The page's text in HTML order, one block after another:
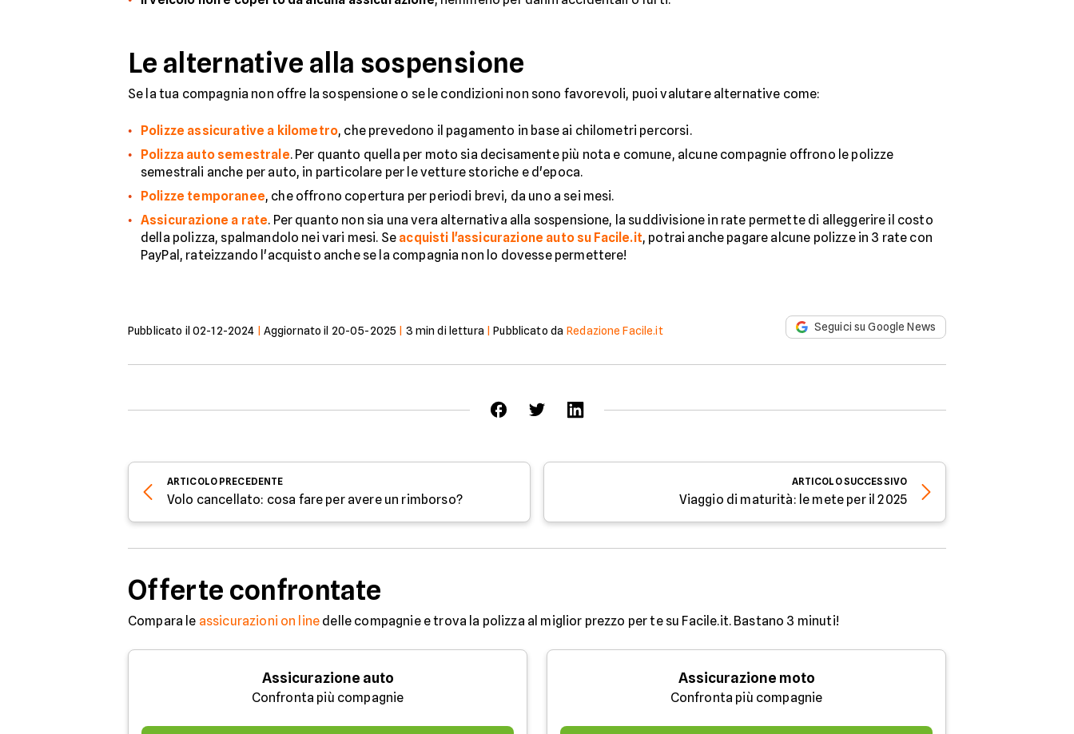
Le alternative alla sospensione
Se la tua compagnia non offre la sospensione o se le condizioni non sono favorevoli, puoi valutare alternative come:
Polizze assicurative a kilometro, che prevedono il pagamento in base ai chilometri percorsi.
Polizza auto semestrale. Per quanto quella per moto sia decisamente più nota e comune, alcune compagnie offrono le polizze
semestrali anche per auto, in particolare per le vetture storiche e d'epoca.
Polizze temporanee, che offrono copertura per periodi brevi, da uno a sei mesi.
Assicurazione a rate. Per quanto non sia una vera alternativa alla sospensione, la suddivisione in rate permette di alleggerire il costo
della polizza, spalmandolo nei vari mesi. Se acquisti l'assicurazione auto su Facile.it, potrai anche pagare alcune polizze in 3 rate con
PayPal, rateizzando l'acquisto anche se la compagnia non lo dovesse permettere!
Pubblicato il 02-12-2024 Aggiornato il 20-05-2025 3 min di lettura |Pubblicato da Redazione Facile.it Seguici su Google News
ARTICOLO PRECEDENTE
Volo cancellato: cosa fare per avere un rimborso?
ARTICOLOSUCCESSIVO
Viaggio di maturità: le mete per il 2025
Offerte confrontate
Compara le assicurazioni on line delle compagnie e trova la polizza al miglior prezzo per te su Facile.it. Bastano 3 minuti!
Assicurazione auto
Confronta più compagnie
Assicurazione moto
Confronta più compagnie